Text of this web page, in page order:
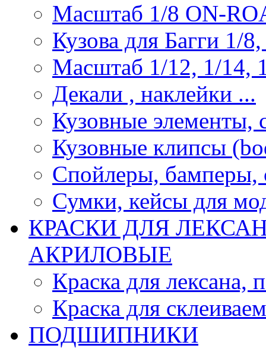
Масштаб 1/8 ON-
Кузова для Багги 1/
Масштаб 1/12, 1/14,
Декали , наклейки ...
Кузовные элементы,
Кузовные клипсы
Спойлеры, бамперы,
Сумки, кейсы для
КРАСКИ ДЛЯ
АКРИЛОВЫЕ
Краска для лексана,
Краска для
ПОДШИПНИКИ